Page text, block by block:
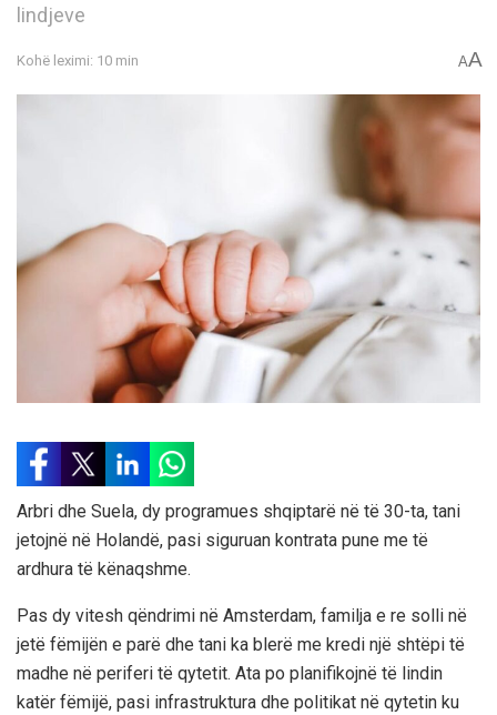
lindjeve
Kohë leximi: 10 min AA
Arbri dhe Suela, dy programues shqiptarë në të 30-ta, tani
jetojnë në Holandë, pasi siguruan kontrata pune me të
ardhura të kënaqshme.
Pas dy vitesh qëndrimi në Amsterdam, familja e re solli në
jetë fëmijën e parë dhe tani ka blerë me kredi një shtëpi të
madhe në periferi të qytetit. Ata po planifikojnë të lindin
katër fëmijë, pasi infrastruktura dhe politikat në qytetin ku